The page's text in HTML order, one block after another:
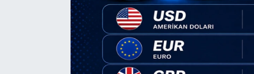
Magazin